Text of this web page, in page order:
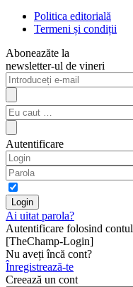
Politica editorială
Termeni și condiții
Aboneazăte la
newsletter-ul de vineri
Autentificare
Ai uitat parola?
Autentificare folosind contul
[TheChamp-Login]
Nu aveți încă cont?
Înregistrează-te
Creează un cont